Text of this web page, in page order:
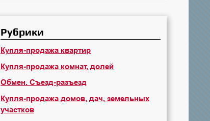
Рубрики
Купля-продажа квартир
Купля-продажа комнат, долей
Обмен. Съезд-разъезд
Купля-продажа домов, дач, земельных
участков